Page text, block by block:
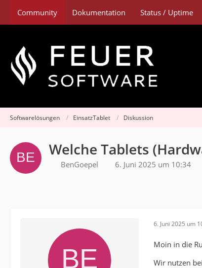
Community Dokumentation Status / Uptime
Softwarelösungen EinsatzTablet Diskussion
Welche Tablets
BenGoepel 6. Juni 2025 um 10:34
6. Juni 2025 um
Moin in die
Wir nutzen